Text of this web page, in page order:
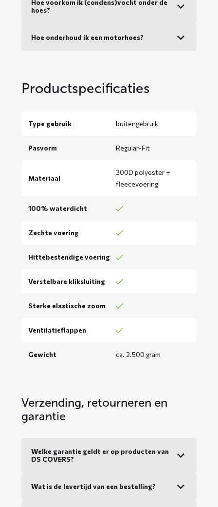
Hoe voorkom ik (condens)vocht onder de
hoes?
Hoe onderhoud ik een motorhoes?
Productspecificaties
Type gebruik buitengebruik
Pasvorm Regular-Fit
Materiaal
300D polyester +
fleecevoering
100% waterdicht
Zachte voering
Hittebestendige voering
Verstelbare kliksluiting
Sterke elastische zoom
Ventilatieflappen
Gewicht ca. 2.500 gram
Verzending, retourneren en
garantie
Welke garantie geldt er op producten van
DS COVERS?
Wat is de levertijd van een bestelling?